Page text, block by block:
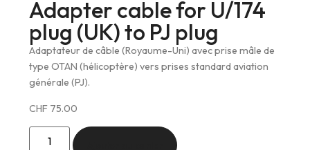
Adapter cable for U/174
plug (UK) to PJ plug
Adaptateur de câble (Royaume-Uni) avec prise mâle de
type OTAN (hélicoptère) vers prises standard aviation
générale (PJ).
CHF 75.00